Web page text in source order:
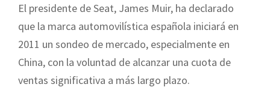
El presidente de Seat, James Muir, ha declarado
que la marca automovilística española iniciará en
2011 un sondeo de mercado, especialmente en
China, con la voluntad de alcanzar una cuota de
ventas significativa a más largo plazo.